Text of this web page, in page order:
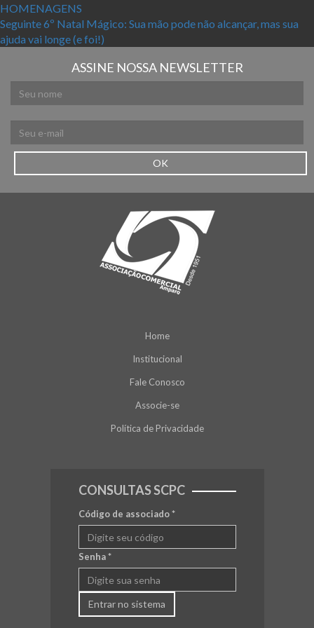
HOMENAGENS
SeguintePróximo post:
6º Natal Mágico: Sua mão pode não alcançar, mas sua
ajuda vai longe (e foi!)
ASSINE NOSSA NEWSLETTER
OK
Home
Institucional
Fale Conosco
Associe-se
Política de Privacidade
CONSULTAS SCPC
Código de associado*
Senha*
Entrar no sistema